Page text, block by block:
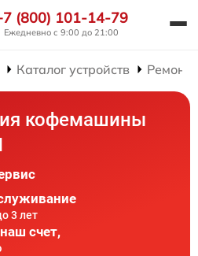
(800) 101-14-79
Ежедневно с 9:00 до 21:00
Каталог устройств
кофемашины
3 лет
счет,